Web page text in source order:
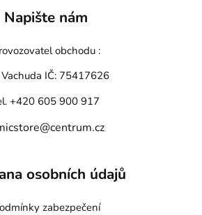
Napište nám
obchodu :
IČ: 75417626
+420 605 900 917
osobních údajů
zabezpečení